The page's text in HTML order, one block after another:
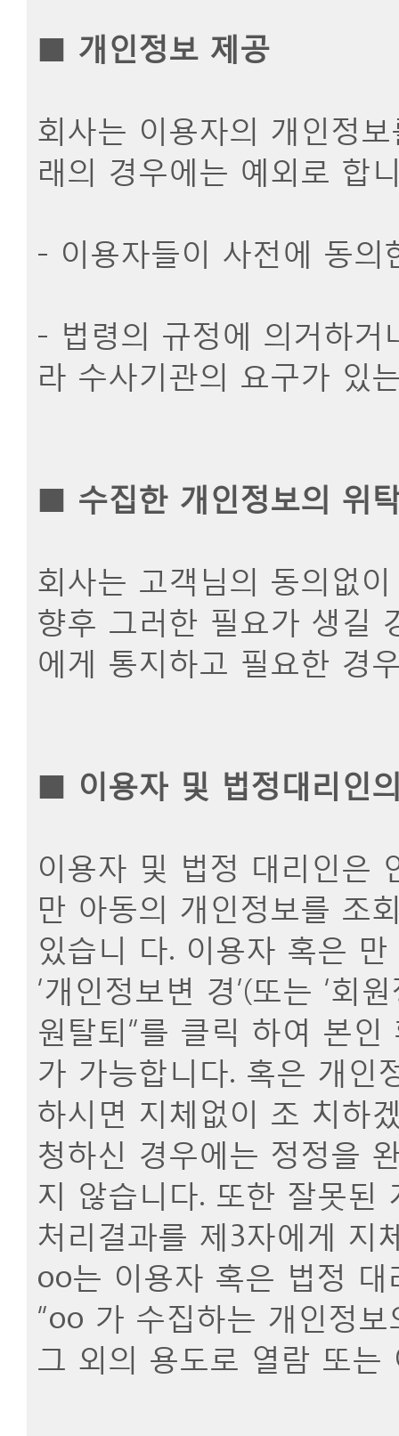
■ 개인정보 제공
회사는 이용자의 개인정
래의 경우에는 예외로 합
- 이용자들이 사전에 동의
- 법령의 규정에 의거하
라 수사기관의 요구가 있
■ 수집한 개인정보의 위
회사는 고객님의 동의없
향후 그러한 필요가 생길
에게 통지하고 필요한 경
■ 이용자 및 법정대리인
이용자 및 법정 대리인은
만 아동의 개인정보를 조
있습니 다. 이용자 혹은
‘개인정보변 경’(또는 ‘회
원탈퇴”를 클릭 하여 본
가 가능합니다. 혹은 개인
하시면 지체없이 조 치하
청하신 경우에는 정정을
지 않습니다. 또한 잘못된
처리결과를 제3자에게 지
oo는 이용자 혹은 법정
“oo 가 수집하는 개인정
그 외의 용도로 열람 또